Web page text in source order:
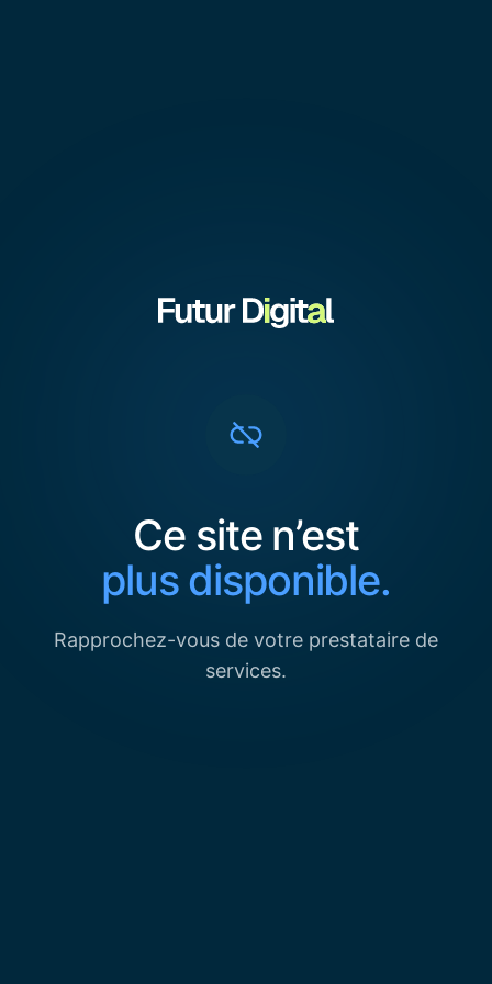
Ce site n’est
plus disponible.
Rapprochez-vous de votre prestataire de
services.